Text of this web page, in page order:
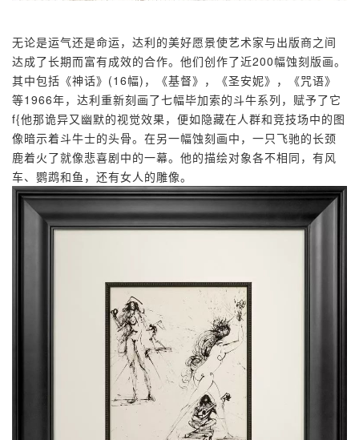
无论是运气还是命运，达利的美好愿景使艺术家与出版商之间
达成了长期而富有成效的合作。 他们创作了近200幅蚀刻版画。
其中包括《神话》(16幅)，《基督》，《圣安妮》，《咒语》
等1966年，达利重新刻画了七幅毕加索的斗牛系列，赋予了它
f{他那诡异又幽默的视觉效果，便如隐藏在人群和竞技场中的图
像暗示着斗牛士的头骨。 在另一幅蚀刻画中，一只飞驰的长颈
鹿着火了就像悲喜剧中的一幕。 他的描绘对象各不相同，有风
车、鹦鹉和鱼，还有女人的雕像。